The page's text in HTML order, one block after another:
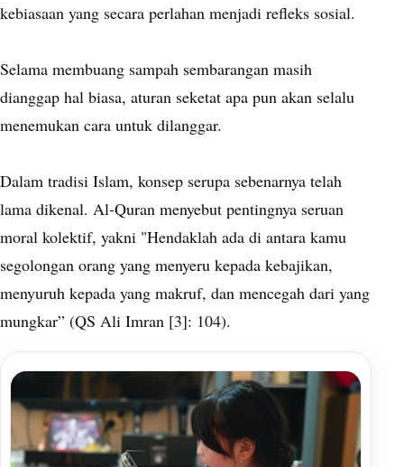
kebiasaan yang secara perlahan menjadi refleks sosial.
Selama membuang sampah sembarangan masih
dianggap hal biasa, aturan seketat apa pun akan selalu
menemukan cara untuk dilanggar.
Dalam tradisi Islam, konsep serupa sebenarnya telah
lama dikenal. Al-Quran menyebut pentingnya seruan
moral kolektif, yakni "Hendaklah ada di antara kamu
segolongan orang yang menyeru kepada kebajikan,
menyuruh kepada yang makruf, dan mencegah dari yang
mungkar” (QS Ali Imran [3]: 104).